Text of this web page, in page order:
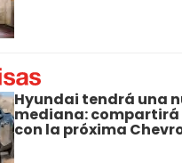
Hyundai tendrá una
mediana:
con la próxima